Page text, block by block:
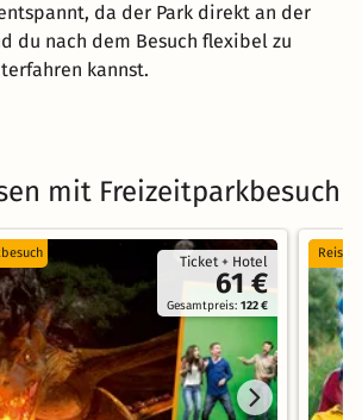
da der Park direkt an der
du nach dem Besuch flexibel zu
kannst.
mit Freizeitparkbesuch
Ticket + Hotel
61 €
Gesamtpreis:122 €
Reise